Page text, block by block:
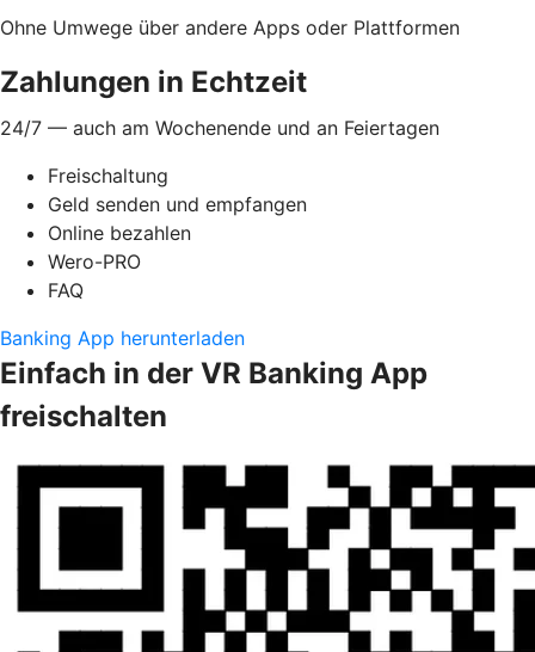
Ohne Umwege über andere Apps oder Plattformen
Zahlungen in Echtzeit
24/7 — auch am Wochenende und an Feiertagen
Freischaltung
Geld senden und empfangen
Online bezahlen
Wero-PRO
FAQ
Banking App herunterladen
Einfach in der VR Banking App
freischalten